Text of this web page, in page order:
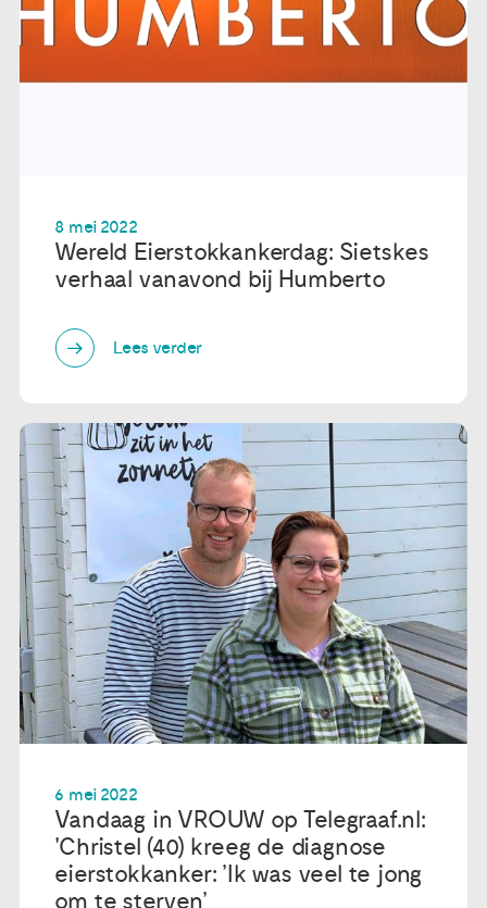
8 mei 2022
Wereld Eierstokkankerdag: Sietskes
verhaal vanavond bij Humberto
Lees verder
6 mei 2022
Vandaag in VROUW op Telegraaf.nl:
'Christel (40) kreeg de diagnose
eierstokkanker: ’Ik was veel te jong
om te sterven’